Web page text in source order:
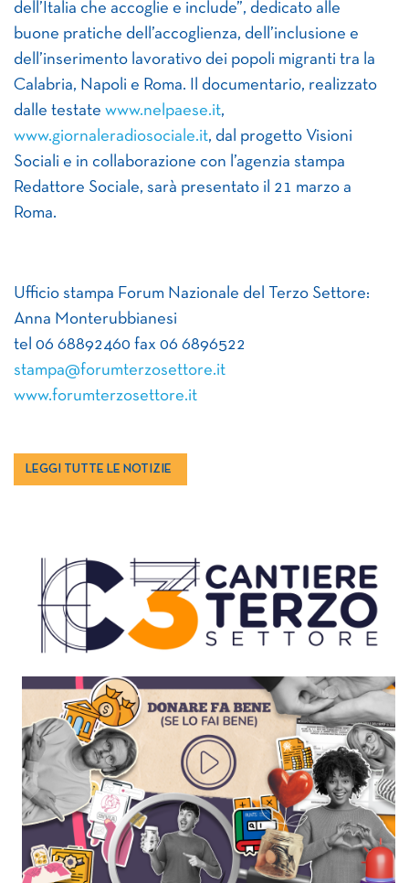
dell’Italia che accoglie e include”, dedicato alle
buone pratiche dell’accoglienza, dell’inclusione e
dell’inserimento lavorativo dei popoli migranti tra la
Calabria, Napoli e Roma. Il documentario, realizzato
dalle testate www.nelpaese.it,
www.giornaleradiosociale.it, dal progetto Visioni
Sociali e in collaborazione con l’agenzia stampa
Redattore Sociale, sarà presentato il 21 marzo a
Roma.
Ufficio stampa Forum Nazionale del Terzo Settore:
Anna Monterubbianesi
tel 06 68892460 fax 06 6896522
stampa@forumterzosettore.it
www.forumterzosettore.it
LEGGI TUTTE LE NOTIZIE